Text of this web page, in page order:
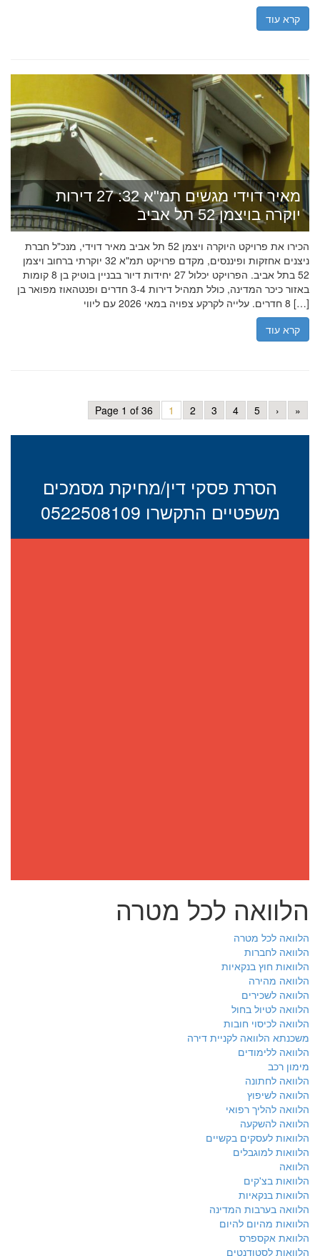
קרא עוד
מאיר דוידי מגשים תמ"א 32: 27 דירות
יוקרה בויצמן 52 תל אביב
הכירו את פרויקט היוקרה ויצמן 52 תל אביב מאיר דוידי, מנכ"ל חברת
ניצנים אחזקות ופיננסים, מקדם פרויקט תמ"א 32 יוקרתי ברחוב ויצמן
52 בתל אביב. הפרויקט יכלול 27 יחידות דיור בבניין בוטיק בן 8 קומות
באזור כיכר המדינה, כולל תמהיל דירות 3-4 חדרים ופנטהאוז מפואר בן
8 חדרים. עלייה לקרקע צפויה במאי 2026 עם ליווי […]
קרא עוד
Page 1 of 36 1 2 3 4 5 › »
הסרת פסקי דין/מחיקת מסמכים
משפטיים התקשרו 0522508109
הלוואה לכל מטרה
הלוואה לכל מטרה
הלוואה לחברות
הלוואות חוץ בנקאיות
הלוואה מהירה
הלוואה לשכירים
הלוואה לטיול בחול
הלוואה לכיסוי חובות
משכנתא הלוואה לקניית דירה
הלוואה ללימודים
מימון רכב
הלוואה לחתונה
הלוואה לשיפוץ
הלוואה להליך רפואי
הלוואה להשקעה
הלוואות לעסקים בקשיים
הלוואות למוגבלים
הלוואה
הלוואות בצ'קים
הלוואות בנקאיות
הלוואה בערבות המדינה
הלוואות מהיום להיום
הלוואת אקספרס
הלוואות לסטודנטים